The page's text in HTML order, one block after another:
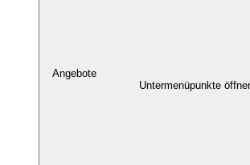
Angebote
Untermenüpunkte